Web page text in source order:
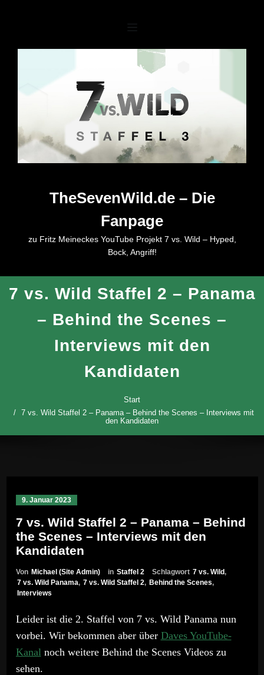
TheSevenWild.de – Die
Fanpage
zu Fritz Meineckes YouTube Projekt 7 vs. Wild – Hyped,
Bock, Angriff!
7 vs. Wild Staffel 2 – Panama
– Behind the Scenes –
Interviews mit den
Kandidaten
Start
7 vs. Wild Staffel 2 – Panama – Behind the Scenes – Interviews mit
den Kandidaten
9. Januar 2023
7 vs. Wild Staffel 2 – Panama – Behind
the Scenes – Interviews mit den
Kandidaten
Von Michael (Site Admin) in Staffel 2 Schlagwort 7 vs. Wild,
7 vs. Wild Panama, 7 vs. Wild Staffel 2, Behind the Scenes,
Interviews
Leider ist die 2. Staffel von 7 vs. Wild Panama nun
vorbei. Wir bekommen aber über Daves YouTube-
Kanalnoch weitere Behind the Scenes Videos zu
sehen.